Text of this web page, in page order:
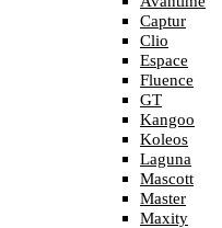
Captur
Clio
Espace
Fluence
GT
Kangoo
Koleos
Laguna
Mascott
Master
Maxity